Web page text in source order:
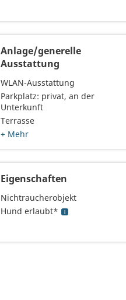
Anlage/generelle
Ausstattung
WLAN-Ausstattung
Parkplatz: privat, an der
Unterkunft
Terrasse
+ Mehr
Eigenschaften
Nichtraucherobjekt
Hund erlaubt*